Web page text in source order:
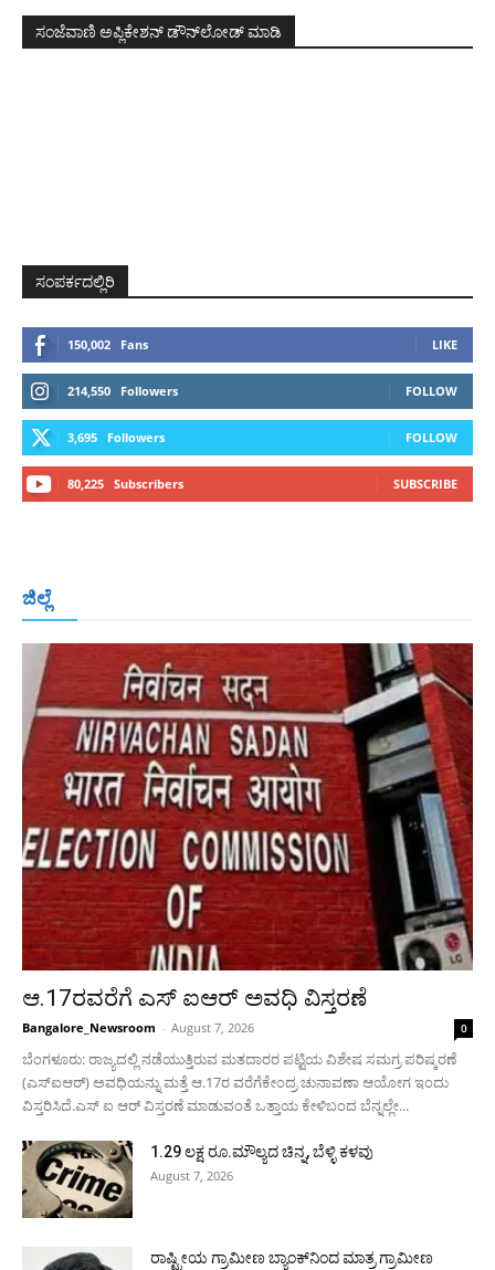
ಸಂಜೆವಾಣಿ ಅಪ್ಲಿಕೇಶನ್ ಡೌನ್‌ಲೋಡ್ ಮಾಡಿ
ಸಂಪರ್ಕದಲ್ಲಿರಿ
150,002 Fans LIKE
214,550 Followers FOLLOW
3,695 Followers FOLLOW
80,225 Subscribers SUBSCRIBE
ಜಿಲ್ಲೆ
More
ಆ.17ರವರೆಗೆ ಎಸ್ ಐಆರ್ ಅವಧಿ ವಿಸ್ತರಣೆ
Bangalore_Newsroom - August 7, 2026 0
ಬೆಂಗಳೂರು: ರಾಜ್ಯದಲ್ಲಿ ನಡೆಯುತ್ತಿರುವ ಮತದಾರರ ಪಟ್ಟಿಯ ವಿಶೇಷ ಸಮಗ್ರ ಪರಿಷ್ಕರಣೆ
(ಎಸ್ಐಆರ್) ಅವಧಿಯನ್ನು ಮತ್ತೆ ಆ.17ರ ವರೆಗೆಕೇಂದ್ರ ಚುನಾವಣಾ ಆಯೋಗ ಇಂದು
ವಿಸ್ತರಿಸಿದೆ.ಎಸ್ ಐ ಆರ್ ವಿಸ್ತರಣೆ ಮಾಡುವಂತೆ ಒತ್ತಾಯ ಕೇಳಿಬಂದ ಬೆನ್ನಲ್ಲೇ...
1.29 ಲಕ್ಷ ರೂ.ಮೌಲ್ಯದ ಚಿನ್ನ, ಬೆಳ್ಳಿ ಕಳವು
August 7, 2026
ರಾಷ್ಟ್ರೀಯ ಗ್ರಾಮೀಣ ಬ್ಯಾಂಕ್‍ನಿಂದ ಮಾತ್ರ ಗ್ರಾಮೀಣ